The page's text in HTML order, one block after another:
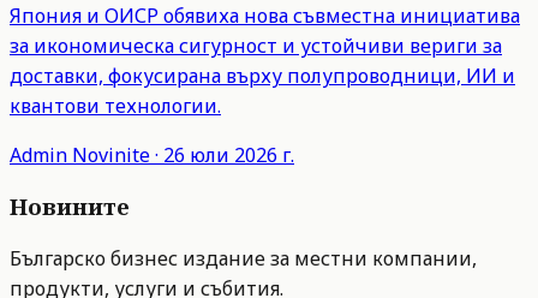
Япония и ОИСР обявиха нова съвместна инициатива
за икономическа сигурност и устойчиви вериги за
доставки, фокусирана върху полупроводници, ИИ и
квантови технологии.
Admin Novinite· 26 юли 2026 г.
Новините
Българско бизнес издание за местни компании,
продукти, услуги и събития.